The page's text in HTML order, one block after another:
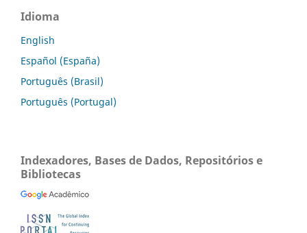
Idioma
English
Español (España)
Português (Brasil)
Português (Portugal)
Indexadores, Bases de Dados, Repositórios e
Bibliotecas